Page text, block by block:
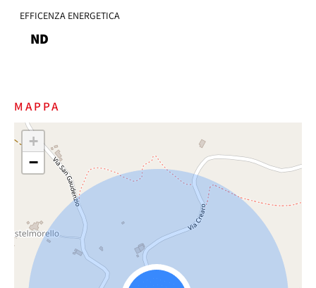
EFFICENZA ENERGETICA
ND
MAPPA
+
−